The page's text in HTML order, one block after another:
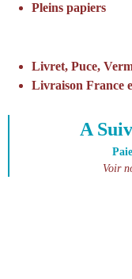
Pleins papiers
Livret, Puce,
Livraison France
A
Voir